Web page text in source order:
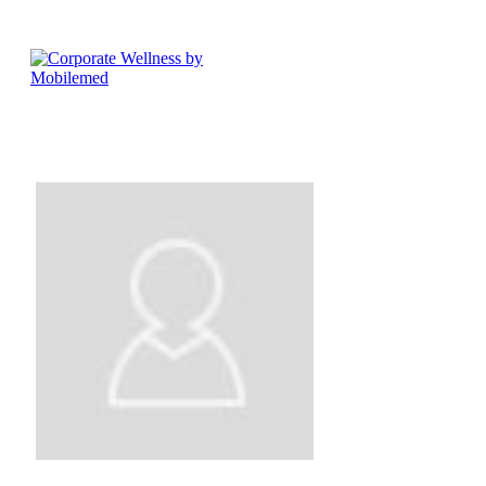
Tomasz Chomiuk